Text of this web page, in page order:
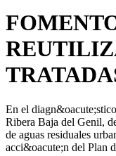
En el
Ribera Baja del Genil,
de aguas residuales
acci&oacute;n del Plan